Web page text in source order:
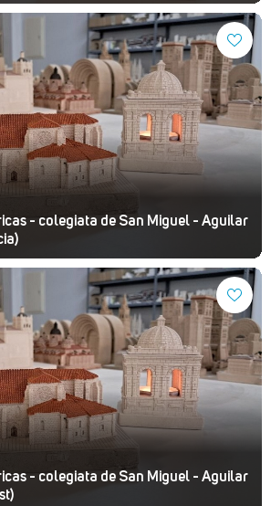
- colegiata de San Miguel - Aguilar
- colegiata de San Miguel - Aguilar